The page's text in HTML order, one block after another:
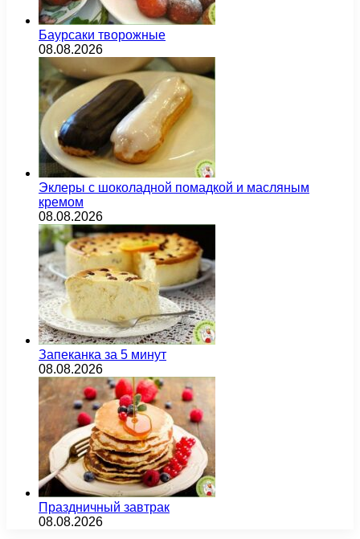
Баурсаки творожные
08.08.2026
Эклеры с шоколадной помадкой и масляным
кремом
08.08.2026
Запеканка за 5 минут
08.08.2026
Праздничный завтрак
08.08.2026